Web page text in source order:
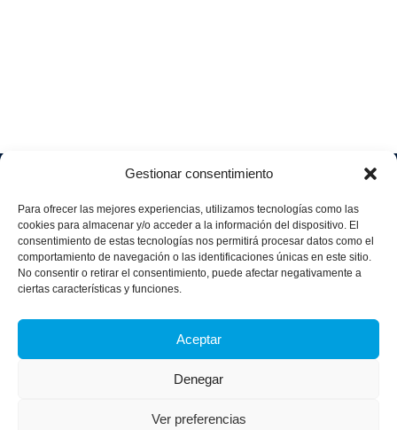
Gestionar consentimiento
Para ofrecer las mejores experiencias, utilizamos tecnologías como las
cookies para almacenar y/o acceder a la información del dispositivo. El
consentimiento de estas tecnologías nos permitirá procesar datos como el
comportamiento de navegación o las identificaciones únicas en este sitio.
No consentir o retirar el consentimiento, puede afectar negativamente a
ciertas características y funciones.
Aceptar
Denegar
Ver preferencias
Soluciones
Data
Industria
4.0
Industrial
Retail
Health &
Services
Travel &
Quiénes
Únete
a
aggity
Contacto
legal
Política
de
Privacid
ad
de
Política